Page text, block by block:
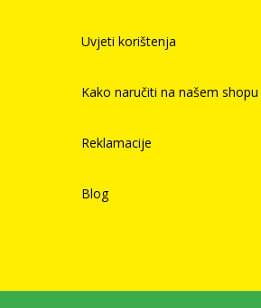
Uvjeti korištenja
Kako naručiti na našem shopu
Reklamacije
Blog